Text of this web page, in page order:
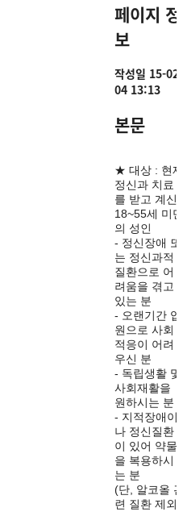
페이지 정
보
작성일 15-02-
04 13:13
본문
★ 대상 : 현재
정신과 치료
를 받고 계신
18~55세 미만
의 성인
- 정신장애 또
는 정신과적
질환으로 어
려움을 겪고
있는 분
- 오랜기간 입
원으로 사회
적응이 어려
우신 분
- 독립생활 및
사회재활을
원하시는 분
- 지적장애이
나 정신질환
이 있어 약물
을 복용하시
는 분
(단, 알코올
련 질환 제외)